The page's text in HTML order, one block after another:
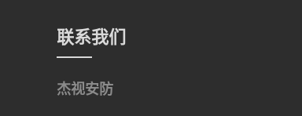
联系我们
杰视安防